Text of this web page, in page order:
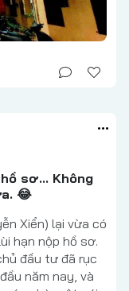
sơ... Không
😂
Xiển) lại vừa có
hạn nộp hồ sơ.
đầu tư đã rục
năm nay, và